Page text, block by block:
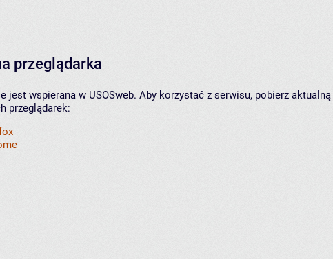
przeglądarka
jest wspierana w USOSweb. Aby korzystać z serwisu, pobierz
przeglądarek: